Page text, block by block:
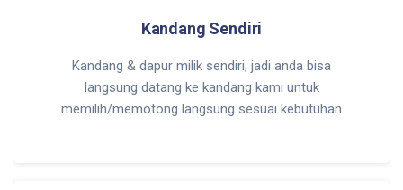
Kandang Sendiri
Kandang & dapur milik sendiri, jadi anda bisa
langsung datang ke kandang kami untuk
memilih/memotong langsung sesuai kebutuhan